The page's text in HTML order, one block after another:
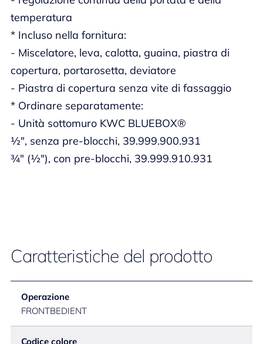
temperatura
* Incluso nella fornitura:
- Miscelatore, leva, calotta, guaina, piastra di
copertura, portarosetta, deviatore
- Piastra di copertura senza vite di fassaggio
* Ordinare separatamente:
- Unità sottomuro KWC BLUEBOX®
½", senza pre-blocchi, 39.999.900.931
¾" (½"), con pre-blocchi, 39.999.910.931
Caratteristiche del prodotto
Operazione
FRONTBEDIENT
Codice colore